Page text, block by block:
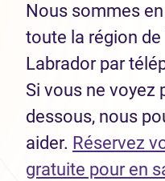
Nous sommes
toute la région
Labrador par
Si vous ne voyez
dessous, nous
aider. Réservez
gratuite pour en